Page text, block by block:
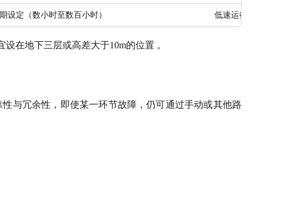
设定（数小时至数百小时） 低速运行水泵，
在地下三层或高差大于10m的位置 。
与冗余性，即使某一环节故障，仍可通过手动或其他路